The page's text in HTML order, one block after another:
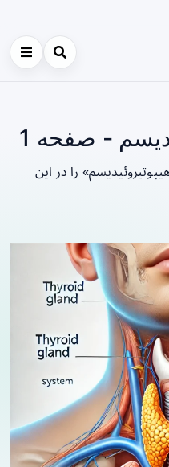
- صفحه 1
را در این